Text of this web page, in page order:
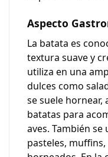
Aspecto
La batata es
textura suave y
utiliza en una
dulces como
se suele hornear,
batatas para
aves. También
pasteles,